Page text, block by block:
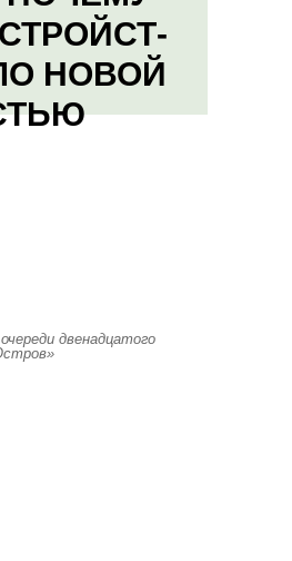
НОВОЙ
двенадцатого